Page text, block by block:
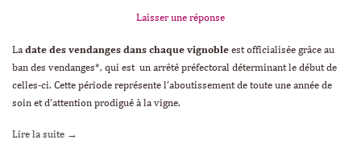
Laisser une réponse
La date des vendanges dans chaque vignoble est officialisée grâce au
ban des vendanges*, qui est un arrêté préfectoral déterminant le début de
celles-ci. Cette période représente l’aboutissement de toute une année de
soin et d’attention prodigué à la vigne.
Lire la suite →